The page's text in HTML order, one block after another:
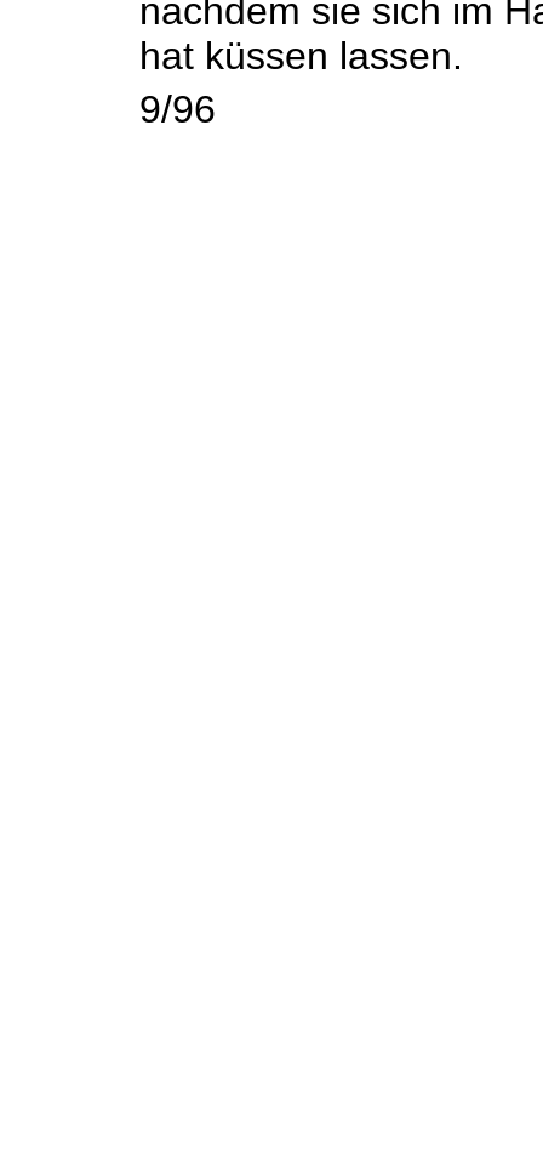
nachdem sie sich im
hat küssen lassen.
9/96